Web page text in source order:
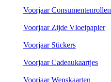
Voorjaar Consumentenrollen
Voorjaar Zijde Vloeipapier
Voorjaar Stickers
Voorjaar Cadeaukaartjes
Voorjaar Wenskaarten